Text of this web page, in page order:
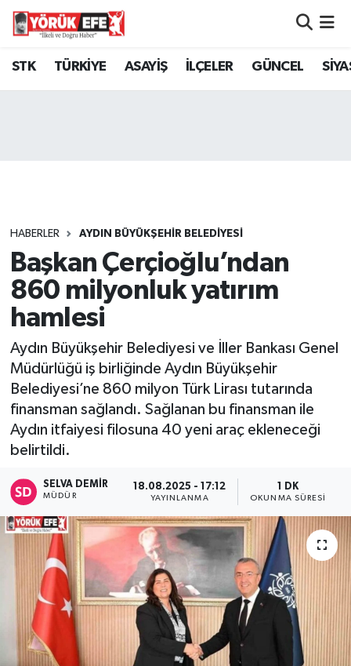
STK TÜRKİYE ASAYİŞ İLÇELER GÜNCEL
HABERLER AYDIN BÜYÜKŞEHİR BELEDİYESİ
Başkan Çerçioğlu’ndan
860 milyonluk yatırım
hamlesi
Aydın Büyükşehir Belediyesi ve İller Bankası Genel
Müdürlüğü iş birliğinde Aydın Büyükşehir
Belediyesi’ne 860 milyon Türk Lirası tutarında
finansman sağlandı. Sağlanan bu finansman ile
Aydın itfaiyesi filosuna 40 yeni araç ekleneceği
belirtildi.
SELVA DEMIR
MÜDÜR
18.08.2025 - 17:12
YAYINLANMA
1 DK
OKUNMA SÜRESI
Aydın Nöbetçi Eczaneler
Tüm Manşetler
Son Dakika Haberleri
Haber Arşivi